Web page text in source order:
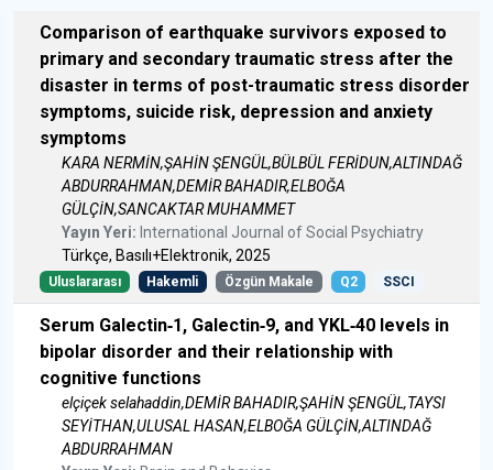
Comparison of earthquake survivors exposed to
primary and secondary traumatic stress after the
disaster in terms of post-traumatic stress disorder
symptoms, suicide risk, depression and anxiety
symptoms
KARA NERMİN,ŞAHİN ŞENGÜL,BÜLBÜL FERİDUN,ALTINDAĞ
ABDURRAHMAN,DEMİR BAHADIR,ELBOĞA
GÜLÇİN,SANCAKTAR MUHAMMET
Yayın Yeri: International Journal of Social Psychiatry
Türkçe, Basılı+Elektronik, 2025
Uluslararası Hakemli Özgün Makale Q2 SSCI
Serum Galectin‐1, Galectin‐9, and YKL‐40 levels in
bipolar disorder and their relationship with
cognitive functions
elçiçek selahaddin,DEMİR BAHADIR,ŞAHİN ŞENGÜL,TAYSI
SEYİTHAN,ULUSAL HASAN,ELBOĞA GÜLÇİN,ALTINDAĞ
ABDURRAHMAN